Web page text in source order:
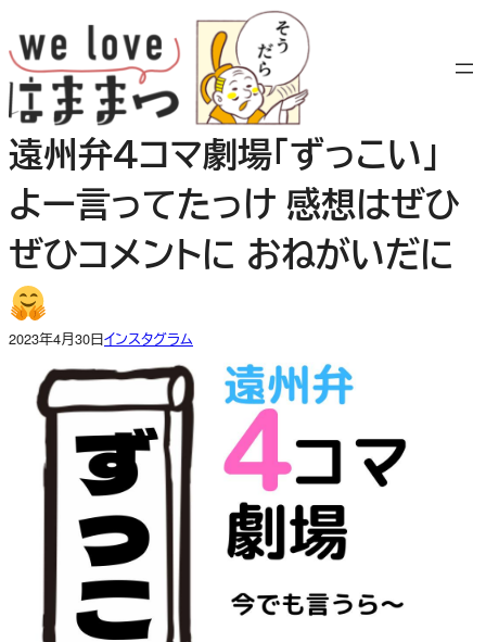
容
を
ス
キ
ッ
プ
遠州弁４コマ劇場「ずっこい」
よー言ってたっけ 感想はぜひ
ぜひコメントに おねがいだに
2023年4月30日インスタグラム